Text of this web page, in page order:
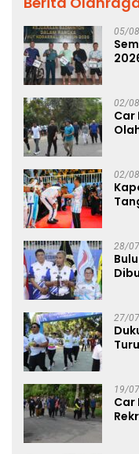
05/
02/
Car
02/
28/
27/
19/
Car